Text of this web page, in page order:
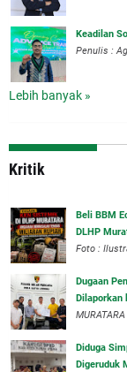
Keadilan
Penulis :
Lebih banyak »
Kritik
‎Beli BBM
DLHP
Foto :
‎Dugaan
Dilaporkan
Diduga
Digeruduk